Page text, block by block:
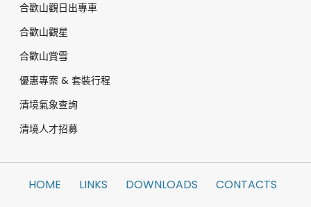
合歡山觀日出專車
合歡山觀星
合歡山賞雪
優惠專案 & 套裝行程
清境氣象查詢
清境人才招募
HOME LINKS DOWNLOADS CONTACTS